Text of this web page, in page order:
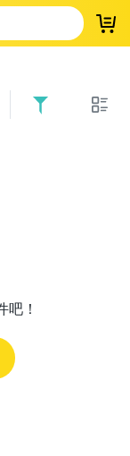
登
！